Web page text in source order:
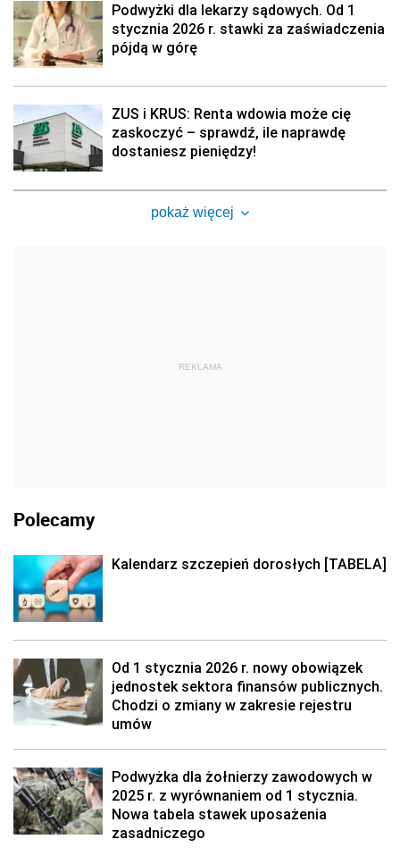
Podwyżki dla lekarzy sądowych. Od 1
stycznia 2026 r. stawki za zaświadczenia
pójdą w górę
ZUS i KRUS: Renta wdowia może cię
zaskoczyć – sprawdź, ile naprawdę
dostaniesz pieniędzy!
pokaż więcej
REKLAMA
Polecamy
Kalendarz szczepień dorosłych [TABELA]
Od 1 stycznia 2026 r. nowy obowiązek
jednostek sektora finansów publicznych.
Chodzi o zmiany w zakresie rejestru
umów
Podwyżka dla żołnierzy zawodowych w
2025 r. z wyrównaniem od 1 stycznia.
Nowa tabela stawek uposażenia
zasadniczego